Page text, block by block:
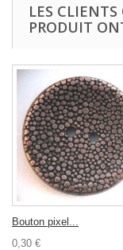
LES
PRODUIT
Bouton pixel...
0,30 €